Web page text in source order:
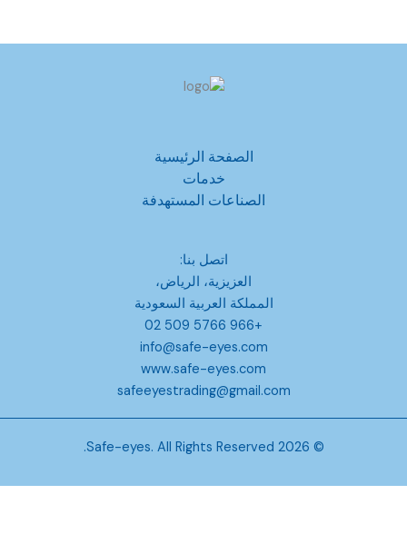
الصفحة الرئيسية
خدمات
الصناعات المستهدفة
اتصل بنا:
العزيزية، الرياض،
المملكة العربية السعودية
info@safe-eyes.com
www.safe-eyes.com
safeeyestrading@gmail.com